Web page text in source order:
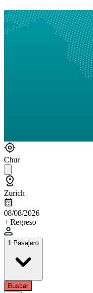
Chur
Zurich
08/08/2026
+ Regreso
1 Pasajero
Buscar